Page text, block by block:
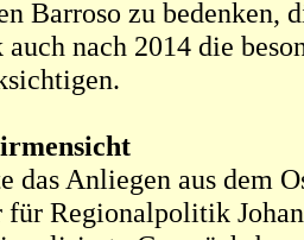
Barroso zu bedenken,
nach 2014 die
das Anliegen aus dem
für Regionalpolitik